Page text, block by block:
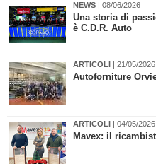
NEWS | 08/06/2026
Una storia di
è C.D.R. Auto
ARTICOLI | 21/05/2026
Autoforniture
ARTICOLI | 04/05/2026
Mavex: il